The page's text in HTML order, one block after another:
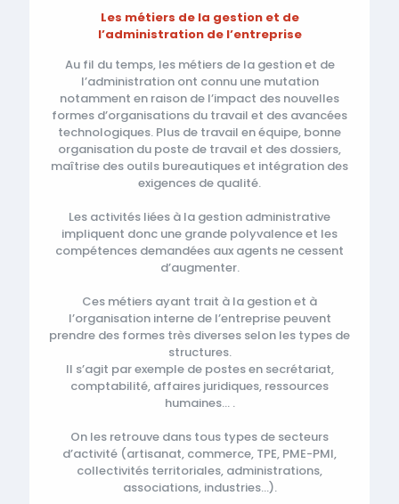
Les métiers de la gestion et de
l’administration de l’entreprise
Au fil du temps, les métiers de la gestion et de
l’administration ont connu une mutation
notamment en raison de l’impact des nouvelles
formes d’organisations du travail et des avancées
technologiques. Plus de travail en équipe, bonne
organisation du poste de travail et des dossiers,
maîtrise des outils bureautiques et intégration des
exigences de qualité.
Les activités liées à la gestion administrative
impliquent donc une grande polyvalence et les
compétences demandées aux agents ne cessent
d’augmenter.
Ces métiers ayant trait à la gestion et à
l’organisation interne de l’entreprise peuvent
prendre des formes très diverses selon les types de
structures.
Il s’agit par exemple de postes en secrétariat,
comptabilité, affaires juridiques, ressources
humaines… .
On les retrouve dans tous types de secteurs
d’activité (artisanat, commerce, TPE, PME-PMI,
collectivités territoriales, administrations,
associations, industries…).